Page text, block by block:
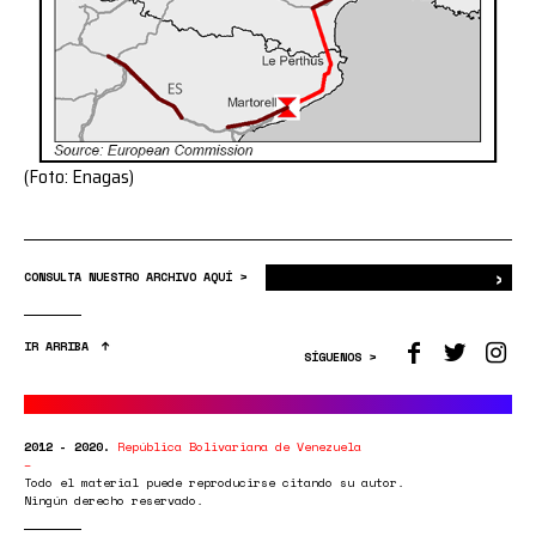
(Foto: Enagas)
CONSULTA NUESTRO ARCHIVO AQUÍ > ›
IR ARRIBA
SÍGUENOS >
2012 - 2020. República Bolivariana de Venezuela
Todo el material puede reproducirse citando su autor.
Ningún derecho reservado.